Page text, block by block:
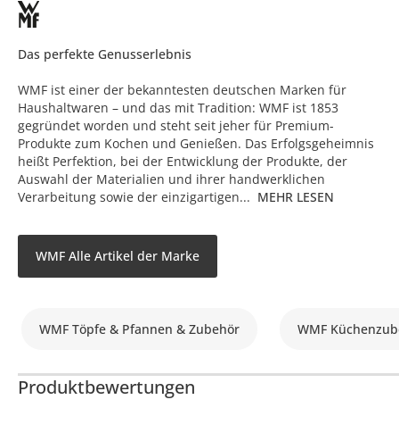
Das perfekte Genusserlebnis
WMF ist einer der bekanntesten deutschen Marken für
Haushaltwaren – und das mit Tradition: WMF ist 1853
gegründet worden und steht seit jeher für Premium-
Produkte zum Kochen und Genießen. Das Erfolgsgeheimnis
heißt Perfektion, bei der Entwicklung der Produkte, der
Auswahl der Materialien und ihrer handwerklichen
Verarbeitung sowie der einzigartigen... MEHR LESEN
WMF Alle Artikel der Marke
WMF Töpfe & Pfannen & Zubehör WMF
Produktbewertungen